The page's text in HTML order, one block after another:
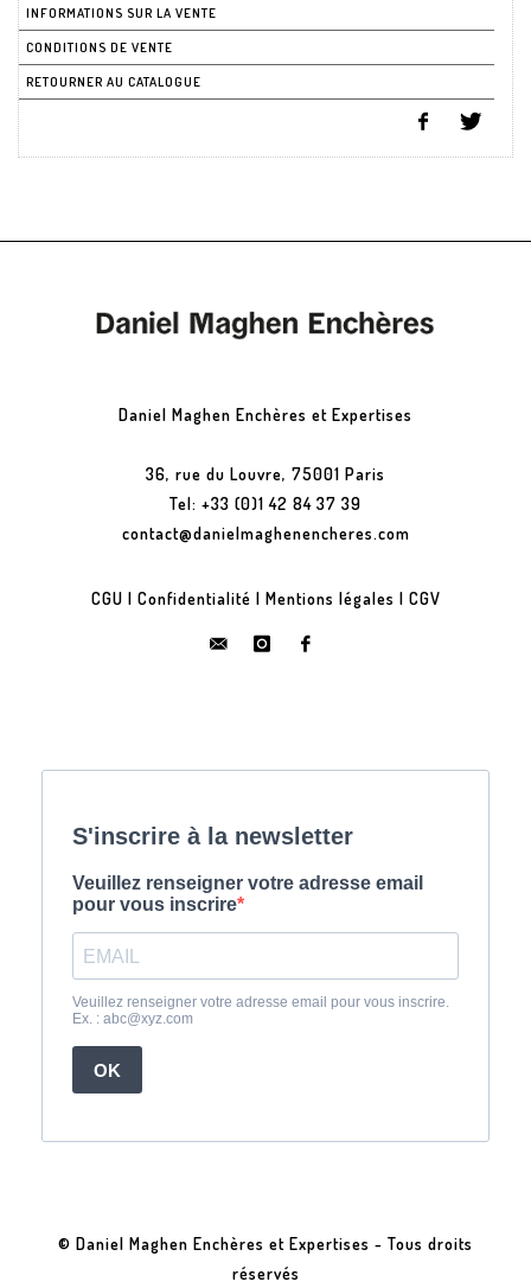
INFORMATIONS SUR LA VENTE
CONDITIONS DE VENTE
RETOURNER AU CATALOGUE
Daniel Maghen Enchères et Expertises
36, rue du Louvre, 75001 Paris
Tel: +33 (0)1 42 84 37 39
contact@danielmaghenencheres.com
CGU | Confidentialité | Mentions légales | CGV
© Daniel Maghen Enchères et Expertises - Tous droits
réservés